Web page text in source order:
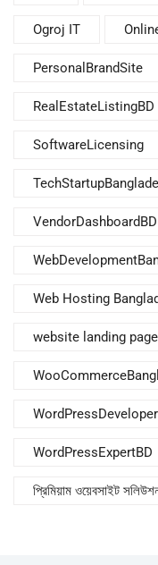
Ogroj IT
PersonalBrandSite
RealEstateListingBD
SoftwareLicensing
VendorDashboardBD
Web Hosting
website landing page
WordPressExpertBD
প্রিমিয়াম ওয়েবসাইট